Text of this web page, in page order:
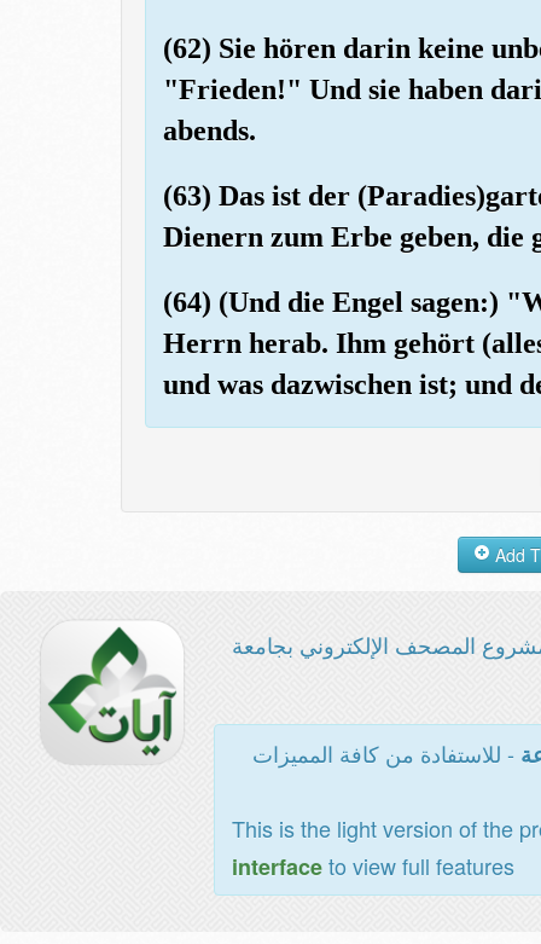
(62) Sie hören darin keine
"Frieden!" Und sie haben
abends.
(63) Das ist der
Dienern zum Erbe geben, die
(64) (Und die Engel sagen:)
Herrn herab. Ihm gehört
und was dazwischen ist; und
المصحف الإلكتروني بجامعة
- للاستفادة من كافة المميزات
This is the light version of the
interfaceto view full features